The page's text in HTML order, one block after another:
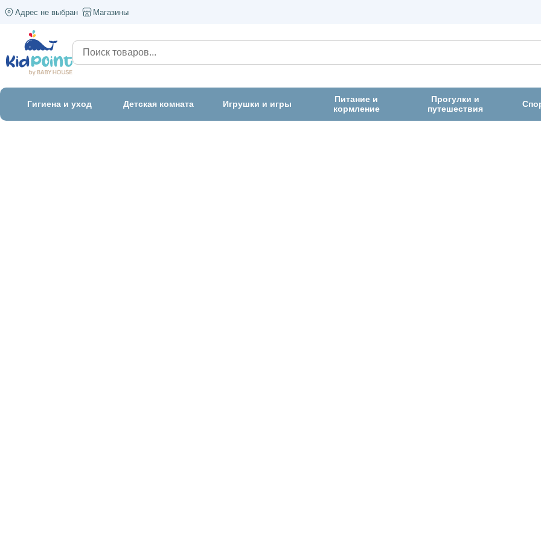
Адрес не выбран Магазины
Гигиена и уход Детская комната Игрушки и игры
Питание и
кормление
Прогулки и
путешествия